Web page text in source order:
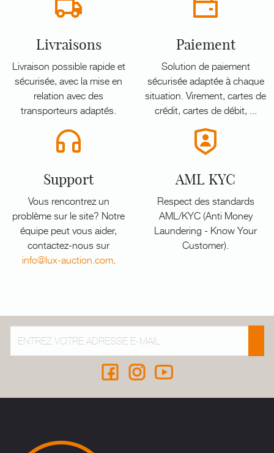
Livraisons
Livraison possible rapide et
sécurisée, avec la mise en
relation avec des
transporteurs adaptés.
Paiement
Solution de paiement
sécurisée adaptée à chaque
situation. Virement, cartes de
crédit, cartes de débit, ...
Support
Vous rencontrez un
problème sur le site? Notre
équipe peut vous aider,
contactez-nous sur
info@lux-auction.com.
AML KYC
Respect des standards
AML/KYC (Anti Money
Laundering - Know Your
Customer).